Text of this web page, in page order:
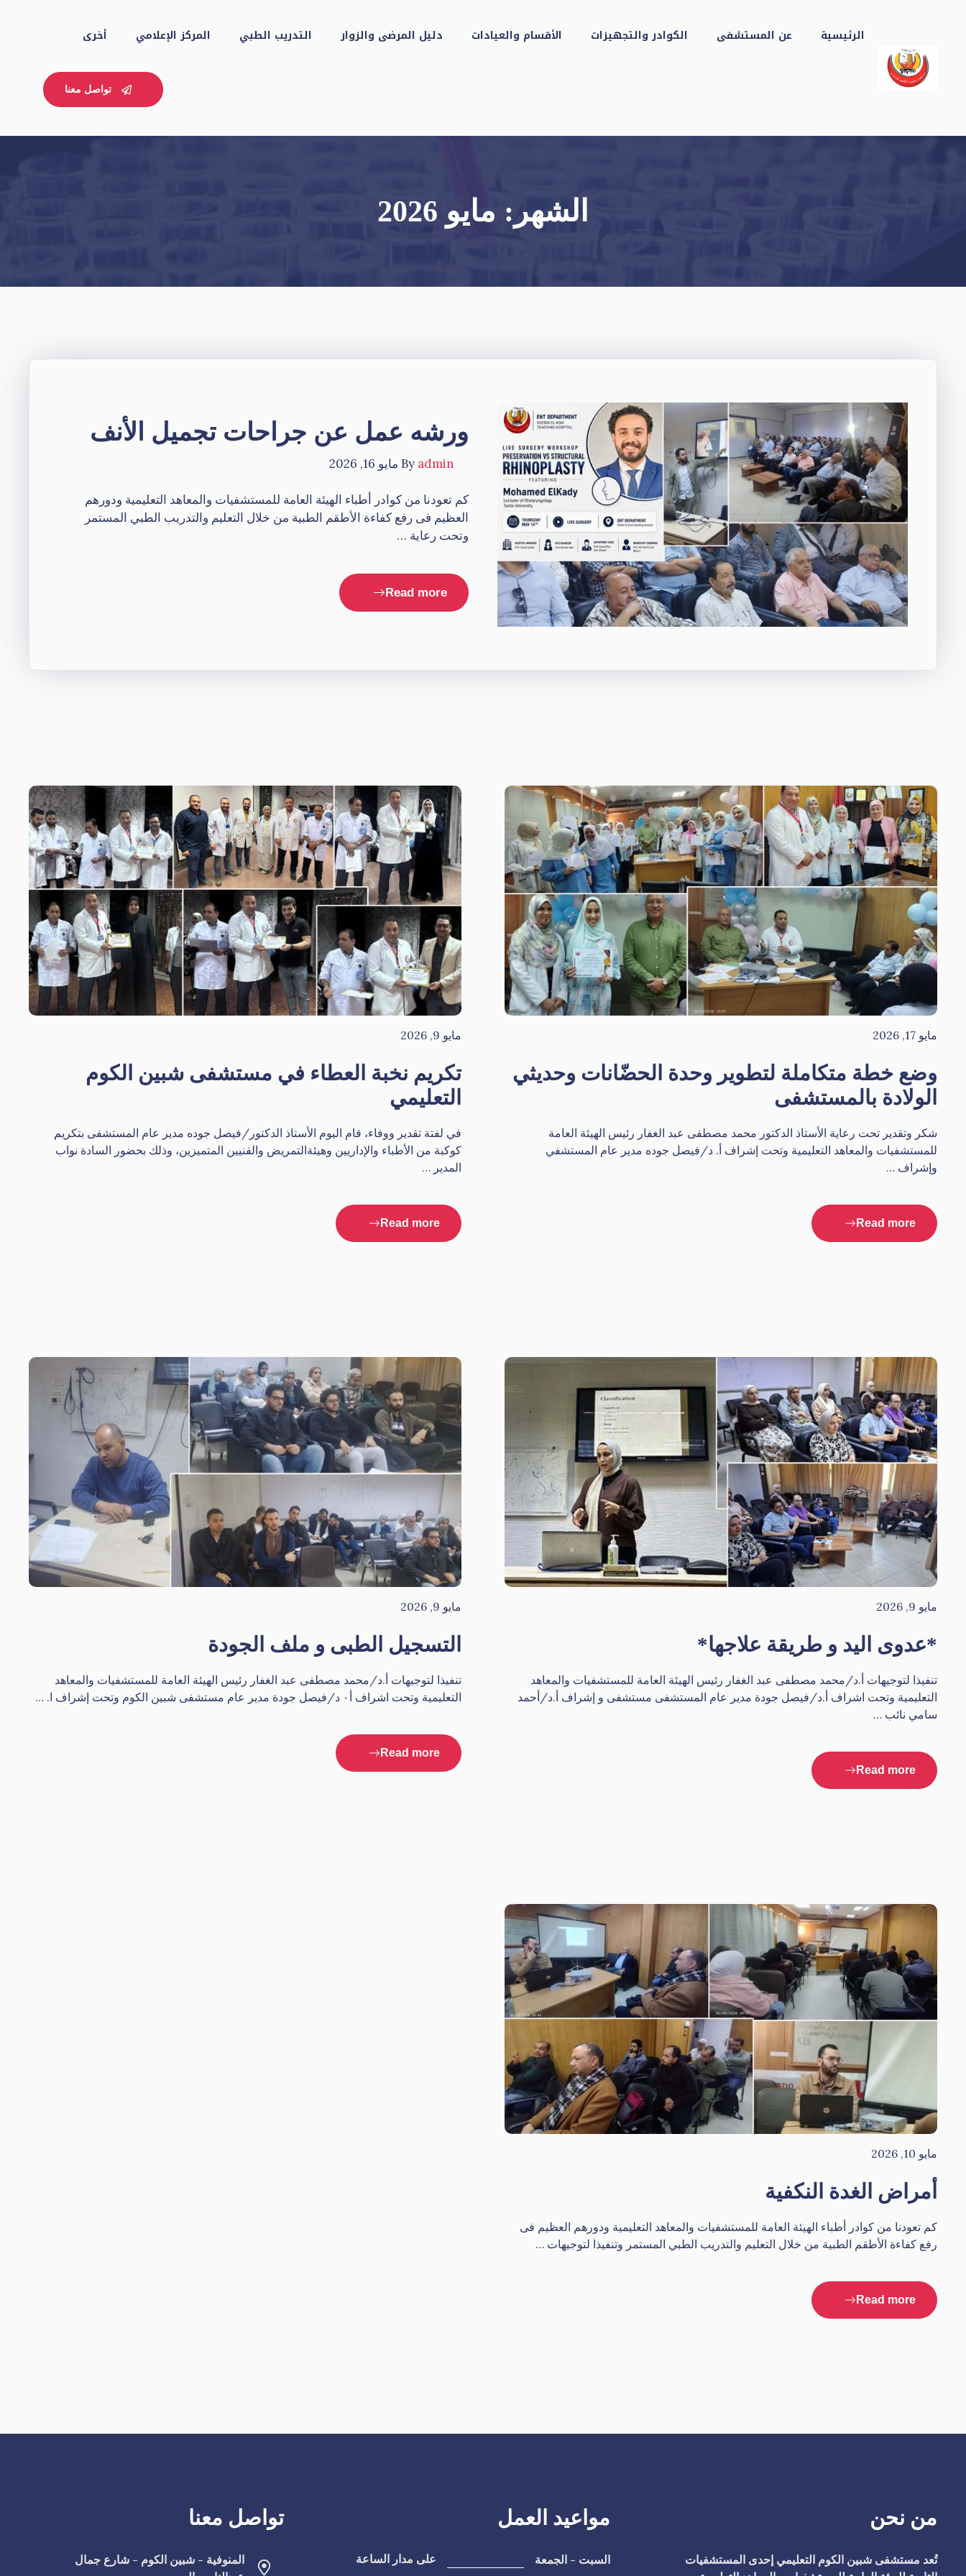
الرئيسية عن المستشفى الكوادر والتجهيزات الأقسام والعيادات دليل المرضى والزوار التدريب الطبي المركز الإعلامي أخرى
تواصل معنا
الشهر: مايو 2026
ورشه عمل عن جراحات تجميل الأنف
By admin مايو 16, 2026
كم تعودنا من كوادر أطباء الهيئة العامة للمستشفيات والمعاهد التعليمية ودورهم
العظيم فى رفع كفاءة الأطقم الطبية من خلال التعليم والتدريب الطبي المستمر
وتحت رعاية …
Read more
مايو 17, 2026
وضع خطة متكاملة لتطوير وحدة الحضّانات وحديثي
الولادة بالمستشفى
شكر وتقدير تحت رعاية الأستاذ الدكتور محمد مصطفى عبد الغفار رئيس الهيئة العامة
للمستشفيات والمعاهد التعليمية وتحت إشراف أ. د/فيصل جوده مدير عام المستشفي
وإشراف …
Read more
مايو 9, 2026
تكريم نخبة العطاء في مستشفى شبين الكوم
التعليمي
في لفتة تقدير ووفاء، قام اليوم الأستاذ الدكتور/فيصل جوده مدير عام المستشفى بتكريم
كوكبة من الأطباء والإداريين وهيئةالتمريض والفنيين المتميزين، وذلك بحضور السادة نواب
المدير …
Read more
مايو 9, 2026
*عدوى اليد و طريقة علاجها*
تنفيذا لتوجيهات أ.د/محمد مصطفى عبد الغفار رئيس الهيئة العامة للمستشفيات والمعاهد
التعليمية وتحت اشراف أ.د/فيصل جودة مدير عام المستشفى مستشفى و إشراف أ.د/أحمد
سامي نائب …
Read more
مايو 9, 2026
التسجيل الطبى و ملف الجودة
تنفيذا لتوجيهات أ.د/محمد مصطفى عبد الغفار رئيس الهيئة العامة للمستشفيات والمعاهد
التعليمية وتحت اشراف أ٠ د/فيصل جودة مدير عام مستشفى شبين الكوم وتحت إشراف ا. …
Read more
مايو 10, 2026
أمراض الغدة النكفية
كم تعودنا من كوادر أطباء الهيئة العامة للمستشفيات والمعاهد التعليمية ودورهم العظيم فى
رفع كفاءة الأطقم الطبية من خلال التعليم والتدريب الطبي المستمر وتنفيذا لتوجيهات …
Read more
من نحن
تُعد مستشفى شبين الكوم التعليمي إحدى المستشفيات
مواعيد العمل
السبت - الجمعة على مدار الساعة
تواصل معنا
المنوفية - شبين الكوم - شارع جمال